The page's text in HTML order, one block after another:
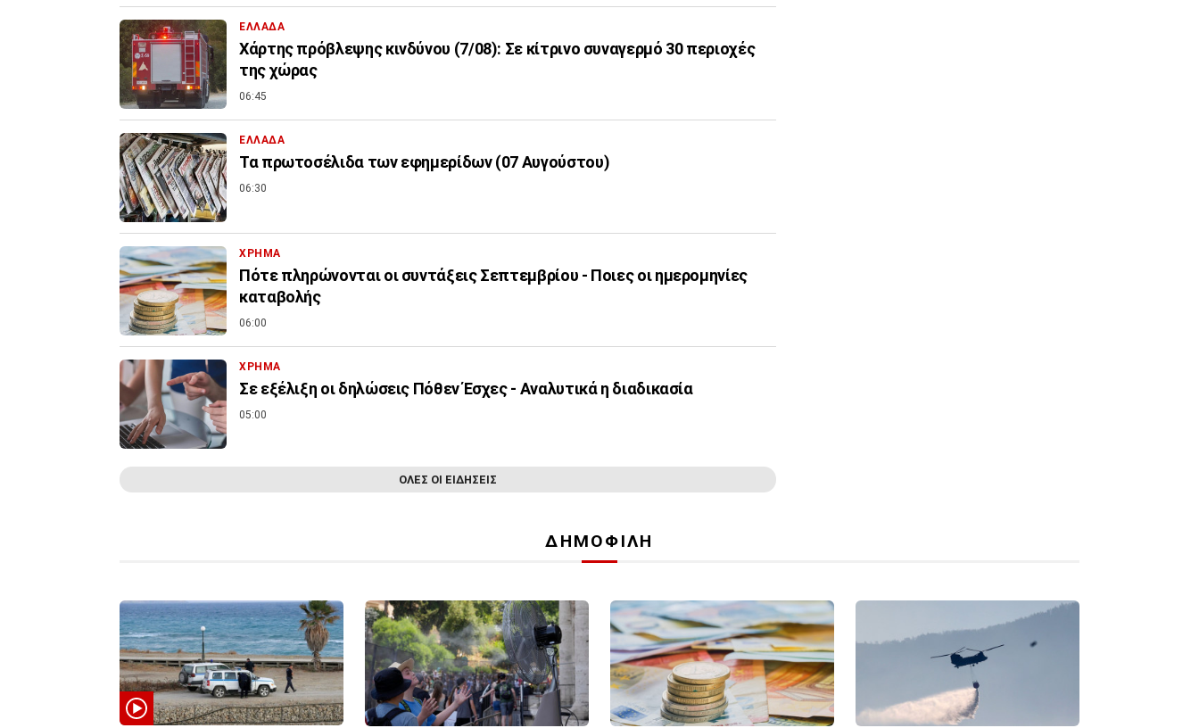
ΕΛΛΑΔΑ
Χάρτης πρόβλεψης κινδύνου (7/08): Σε κίτρινο συναγερμό 30 περιοχές
της χώρας
06:45
ΕΛΛΑΔΑ
Τα πρωτοσέλιδα των εφημερίδων (07 Αυγούστου)
06:30
ΧΡΗΜΑ
Πότε πληρώνονται οι συντάξεις Σεπτεμβρίου - Ποιες οι ημερομηνίες
καταβολής
06:00
ΧΡΗΜΑ
Σε εξέλιξη οι δηλώσεις Πόθεν Έσχες - Αναλυτικά η διαδικασία
05:00
ΟΛΕΣ ΟΙ ΕΙΔΗΣΕΙΣ
ΔΗΜΟΦΙΛΗ